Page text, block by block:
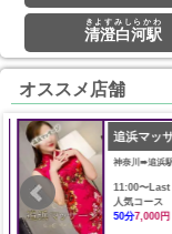
清澄白河駅
きよすみしらかわ
オススメ店舗
追浜マッサ
神奈川➠追浜駅
11:00〜Last
人気コース
50分7,000円